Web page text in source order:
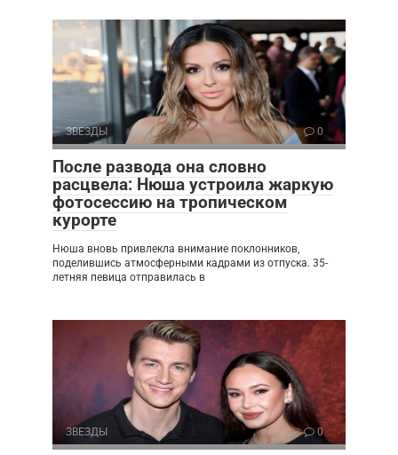
ЗВЕЗДЫ 0
После развода она словно
расцвела: Нюша устроила жаркую
фотосессию на тропическом
курорте
Нюша вновь привлекла внимание поклонников,
поделившись атмосферными кадрами из отпуска. 35-
летняя певица отправилась в
ЗВЕЗДЫ 0